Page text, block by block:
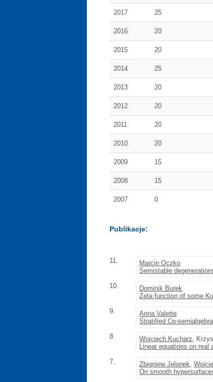
2017 25
2016 20
2015 20
2014 25
2013 20
2012 20
2011 20
2010 20
2009 15
2008 15
2007 0
Publikacje:
11.
Marcin Oczko
Semistable
10.
Dominik Burek
Zeta function of some
9.
Anna Valette
Stratified Cp-
8.
Wojciech Kucharz,
Linear equations on real
7.
Zbigniew Jelonek,
On smooth